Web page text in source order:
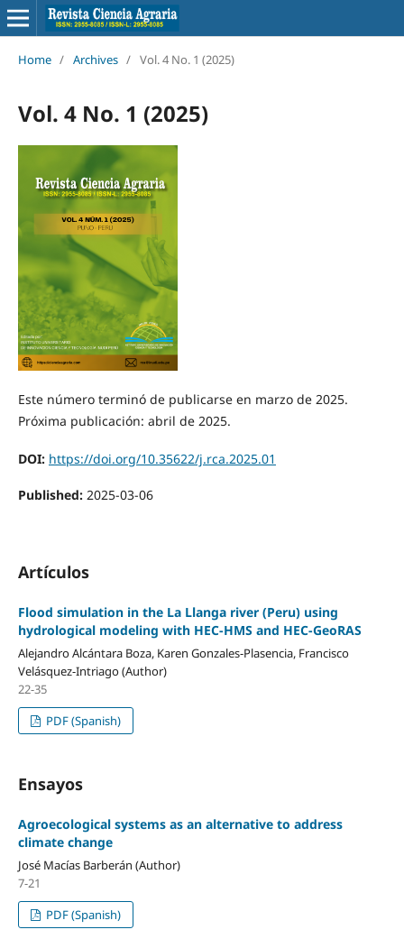
Home / Archives / Vol. 4 No. 1 (2025)
Vol. 4 No. 1 (2025)
Este número terminó de publicarse en marzo de 2025.
Próxima publicación: abril de 2025.
DOI: https://doi.org/10.35622/j.rca.2025.01
Published: 2025-03-06
Artículos
Flood simulation in the La Llanga river (Peru) using
hydrological modeling with HEC-HMS and HEC-GeoRAS
Alejandro Alcántara Boza, Karen Gonzales-Plasencia, Francisco
Velásquez-Intriago (Author)
22-35
PDF (Spanish)
Ensayos
Agroecological systems as an alternative to address
climate change
José Macías Barberán (Author)
7-21
PDF (Spanish)